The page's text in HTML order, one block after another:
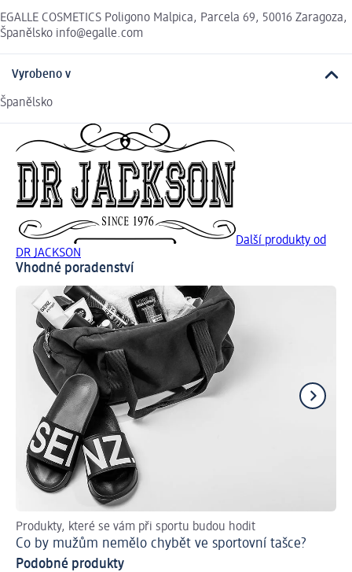
EGALLE COSMETICS Poligono Malpica, Parcela 69, 50016 Zaragoza,
Španělsko info@egalle.com
Vyrobeno v
Španělsko
Další produkty od
DR JACKSON
Vhodné poradenství
Produkty, které se vám při sportu budou hodit
Co by mužům nemělo chybět ve sportovní tašce?
Podobné produkty